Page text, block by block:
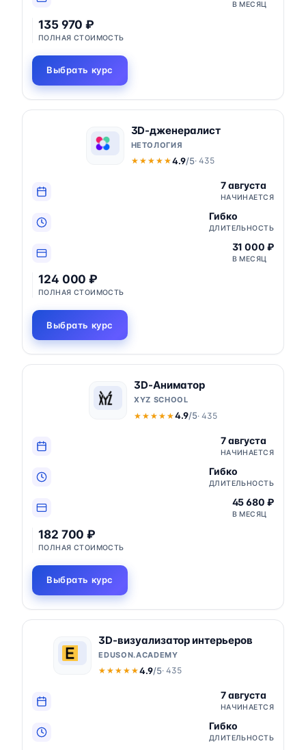
В МЕСЯЦ
135 970 ₽
ПОЛНАЯ СТОИМОСТЬ
Выбрать курс
3D-дженералист
НЕТОЛОГИЯ
★★★★★
★★★★★4.9/5· 435
7 августа
НАЧИНАЕТСЯ
Гибко
ДЛИТЕЛЬНОСТЬ
31 000 ₽
В МЕСЯЦ
124 000 ₽
ПОЛНАЯ СТОИМОСТЬ
Выбрать курс
3D-Аниматор
XYZ SCHOOL
★★★★★
★★★★★4.9/5· 435
7 августа
НАЧИНАЕТСЯ
Гибко
ДЛИТЕЛЬНОСТЬ
45 680 ₽
В МЕСЯЦ
182 700 ₽
ПОЛНАЯ СТОИМОСТЬ
Выбрать курс
3D-визуализатор интерьеров
EDUSON.ACADEMY
★★★★★
★★★★★4.9/5· 435
7 августа
НАЧИНАЕТСЯ
Гибко
ДЛИТЕЛЬНОСТЬ